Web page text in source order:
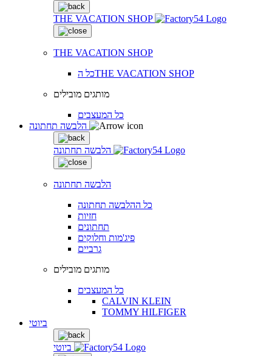
THE VACATION SHOP
THE VACATION SHOP
כל הTHE VACATION SHOP
מותגים מובילים
כל המעצבים
הלבשה תחתונה
הלבשה תחתונה
כל ההלבשה תחתונה
חזיות
תחתונים
פיג'מות וחלוקים
גרביים
מותגים מובילים
כל המעצבים
CALVIN KLEIN
TOMMY HILFIGER
ביוטי
ביוטי